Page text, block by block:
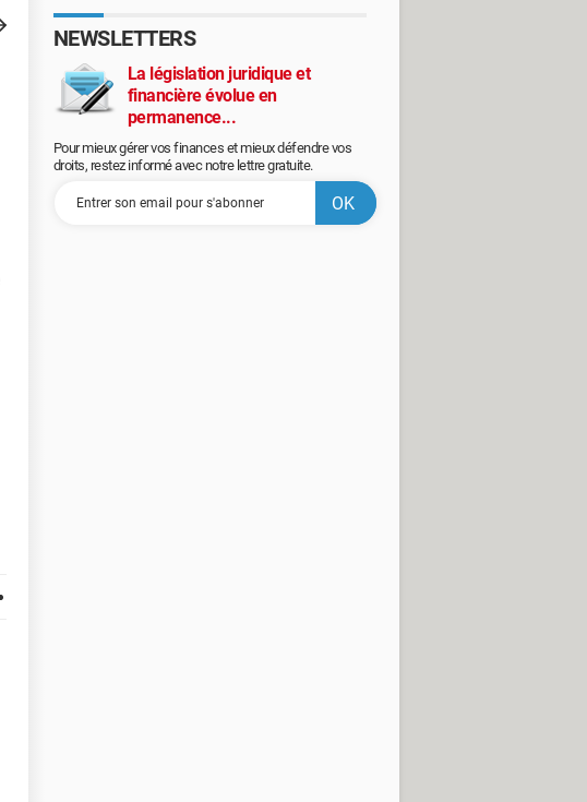
NEWSLETTERS
La législation juridique et
financière évolue en
permanence...
Pour mieux gérer vos finances et mieux défendre vos
droits, restez informé avec notre lettre gratuite.